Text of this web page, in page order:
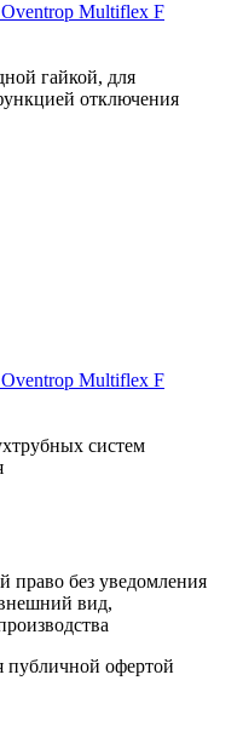
Multiflex F
гайкой, для
отключения
Multiflex F
систем
право без уведомления
вид,
публичной офертой